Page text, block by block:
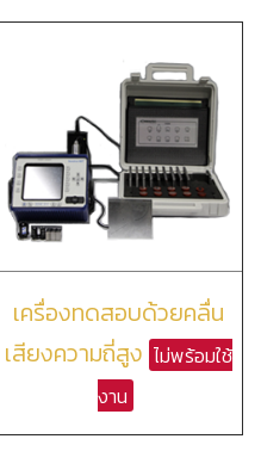
เครื่องทดสอบด้วยคลื่น
เสียงความถี่สูง ไม่พร้อมใช้
งาน